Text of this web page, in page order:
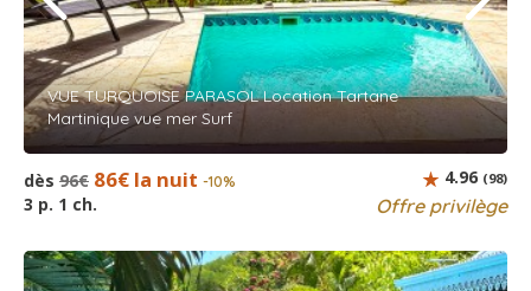
VUE TURQUOISE PARASOL Location Tartane
Martinique vue mer Surf
dès 96€ 86€ la nuit -10%
3 p. 1 ch. Offre privilège
4.96 (98)